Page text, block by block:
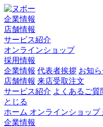
企業情報
店舗情報
サービス紹介
オンラインショップ
採用情報
企業情報 代表者挨拶 お知
店舗情報 来店受取注文
サービス紹介 よくあるご質
とじる
ホーム オンラインショップ
企業情報